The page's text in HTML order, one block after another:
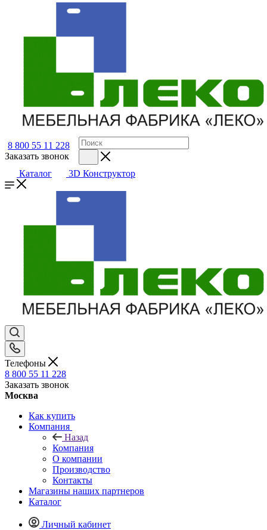
8 800 55 11 228
Заказать звонок
Каталог
3D Конструктор
Телефоны
8 800 55 11 228
Заказать звонок
Москва
Как купить
Компания
Назад
Компания
О компании
Производство
Контакты
Магазины наших партнеров
Каталог
Личный кабинет